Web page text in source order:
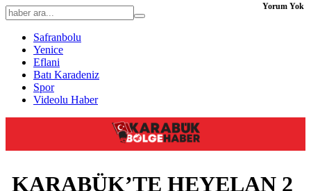
Safranbolu
Yenice
Eflani
Batı Karadeniz
Spor
Videolu Haber
KARABÜK’TE HEYELAN 2
Yorum Yok